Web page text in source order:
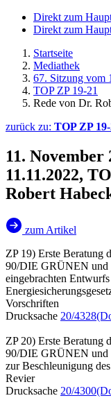
Direkt zum
Direkt zum
Startseite
Mediathek
67. Sitzung vom
TOP ZP 19-21
Rede von Dr.
zurück zu: TOP ZP 19-
11. November
11.11.2022,
Robert
zum Artikel
ZP 19) Erste Beratung
90/DIE GRÜNEN und
eingebrachten
Vorschriften
Drucksache 20/4328
ZP 20) Erste Beratung
90/DIE GRÜNEN und
zur Beschleunigung
Revier
Drucksache 20/4300